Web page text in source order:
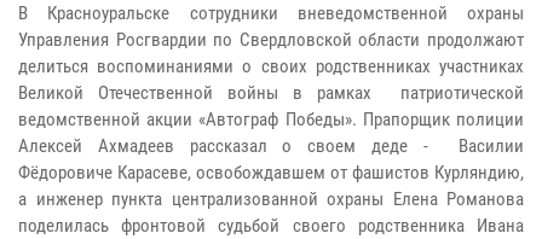
В Красноуральске сотрудники вневедомственной охраны
Управления Росгвардии по Свердловской области продолжают
делиться воспоминаниями о своих родственниках участниках
Великой Отечественной войны в рамках патриотической
ведомственной акции «Автограф Победы». Прапорщик полиции
Алексей Ахмадеев рассказал о своем деде - Василии
Фёдоровиче Карасеве, освобождавшем от фашистов Курляндию,
а инженер пункта централизованной охраны Елена Романова
поделилась фронтовой судьбой своего родственника Ивана